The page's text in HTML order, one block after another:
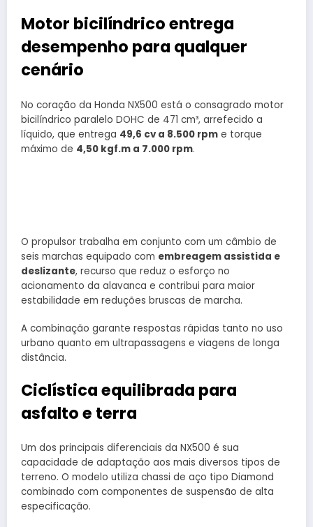
Motor bicilíndrico entrega
desempenho para qualquer
cenário
No coração da Honda NX500 está o consagrado motor
bicilíndrico paralelo DOHC de 471 cm³, arrefecido a
líquido, que entrega 49,6 cv a 8.500 rpm e torque
máximo de 4,50 kgf.m a 7.000 rpm.
O propulsor trabalha em conjunto com um câmbio de
seis marchas equipado com embreagem assistida e
deslizante, recurso que reduz o esforço no
acionamento da alavanca e contribui para maior
estabilidade em reduções bruscas de marcha.
A combinação garante respostas rápidas tanto no uso
urbano quanto em ultrapassagens e viagens de longa
distância.
Ciclística equilibrada para
asfalto e terra
Um dos principais diferenciais da NX500 é sua
capacidade de adaptação aos mais diversos tipos de
terreno. O modelo utiliza chassi de aço tipo Diamond
combinado com componentes de suspensão de alta
especificação.